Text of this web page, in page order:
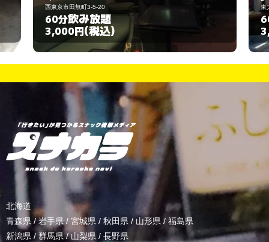
東大和市南街4-3-2
60分飲み放題
3,000円 (税込)
北海道
青森県 / 岩手県/ 宮城県 / 秋田県 / 山形県/ 福島県
新潟県 /群馬県/山梨県 / 長野県